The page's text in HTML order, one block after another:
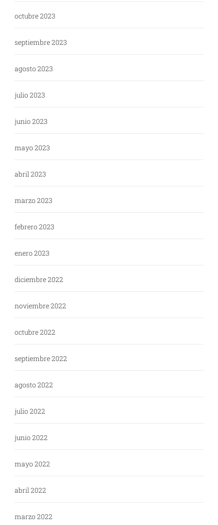
octubre 2023
septiembre 2023
agosto 2023
julio 2023
junio 2023
mayo 2023
abril 2023
marzo 2023
febrero 2023
enero 2023
diciembre 2022
noviembre 2022
octubre 2022
septiembre 2022
agosto 2022
julio 2022
junio 2022
mayo 2022
abril 2022
marzo 2022